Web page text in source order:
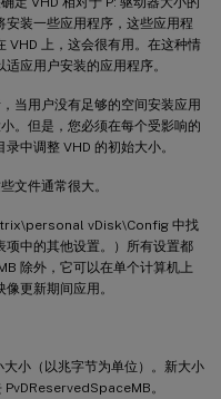
装一些应用程序，这些应用程
VHD 上，这会很有用。在这种情
应用户安装的应用程序。
当用户没有足够的空间安装应用
。但是，您必须在每个受影响的
中调整 VHD 的初始大小。
文件通常很大。
vDisk\Config 中找
项中的其他设置。）所有设置都
除外，它可以在单个计算机上
更新期间应用。
小（以兆字节为单位）。新大小
。